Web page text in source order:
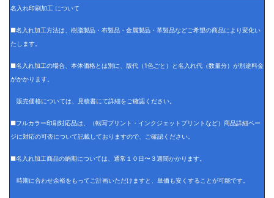
名入れ印刷加工 について
■名入れ加工方法は、樹脂製品・布製品・金属製品・革製品などご希望の商品により変化い
たします。
■名入れ加工の場合、本体価格とは別に、版代（1色ごと）と名入れ代（数量分）が別途料金
がかかります。
販売価格については、見積書にて詳細をご確認ください。
■フルカラー印刷対応品は、（転写プリント・インクジェットプリントなど）商品詳細ペー
ジに対応の可否について記載しておりますので、ご確認ください。
■名入れ加工商品の納期については、通常１０日〜３週間かかります。
時期に合わせ余裕をもってご計画いただけますと、単価も安くすることが可能です。